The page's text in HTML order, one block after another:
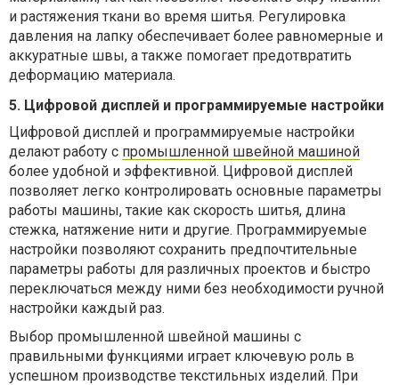
и растяжения ткани во время шитья. Регулировка
давления на лапку обеспечивает более равномерные и
аккуратные швы, а также помогает предотвратить
деформацию материала.
5. Цифровой дисплей и программируемые настройки
Цифровой дисплей и программируемые настройки
делают работу с промышленной швейной машиной
более удобной и эффективной. Цифровой дисплей
позволяет легко контролировать основные параметры
работы машины, такие как скорость шитья, длина
стежка, натяжение нити и другие. Программируемые
настройки позволяют сохранить предпочтительные
параметры работы для различных проектов и быстро
переключаться между ними без необходимости ручной
настройки каждый раз.
Выбор промышленной швейной машины с
правильными функциями играет ключевую роль в
успешном производстве текстильных изделий. При